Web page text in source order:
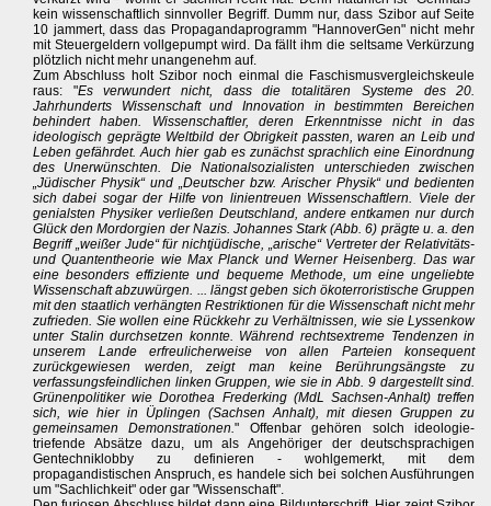
kein wissenschaftlich sinnvoller Begriff. Dumm nur, dass Szibor auf Seite
10 jammert, dass das Propagandaprogramm "HannoverGen" nicht mehr
mit Steuergeldern vollgepumpt wird. Da fällt ihm die seltsame Verkürzung
plötzlich nicht mehr unangenehm auf.
Zum Abschluss holt Szibor noch einmal die Faschismusvergleichskeule
raus: "Es verwundert nicht, dass die totalitären Systeme des 20.
Jahrhunderts Wissenschaft und Innovation in bestimmten Bereichen
behindert haben. Wissenschaftler, deren Erkenntnisse nicht in das
ideologisch geprägte Weltbild der Obrigkeit passten, waren an Leib und
Leben gefährdet. Auch hier gab es zunächst sprachlich eine Einordnung
des Unerwünschten. Die Nationalsozialisten unterschieden zwischen
„Jüdischer Physik“ und „Deutscher bzw. Arischer Physik“ und bedienten
sich dabei sogar der Hilfe von linientreuen Wissenschaftlern. Viele der
genialsten Physiker verließen Deutschland, andere entkamen nur durch
Glück den Mordorgien der Nazis. Johannes Stark (Abb. 6) prägte u. a. den
Begriff „weißer Jude“ für nichtjüdische, „arische“ Vertreter der Relativitäts-
und Quantentheorie wie Max Planck und Werner Heisenberg. Das war
eine besonders effiziente und bequeme Methode, um eine ungeliebte
Wissenschaft abzuwürgen. ... längst geben sich ökoterroristische Gruppen
mit den staatlich verhängten Restriktionen für die Wissenschaft nicht mehr
zufrieden. Sie wollen eine Rückkehr zu Verhältnissen, wie sie Lyssenkow
unter Stalin durchsetzen konnte. Während rechtsextreme Tendenzen in
unserem Lande erfreulicherweise von allen Parteien konsequent
zurückgewiesen werden, zeigt man keine Berührungsängste zu
verfassungsfeindlichen linken Gruppen, wie sie in Abb. 9 dargestellt sind.
Grünenpolitiker wie Dorothea Frederking (MdL Sachsen-Anhalt) treffen
sich, wie hier in Üplingen (Sachsen Anhalt), mit diesen Gruppen zu
gemeinsamen Demonstrationen." Offenbar gehören solch ideologie-
triefende Absätze dazu, um als Angehöriger der deutschsprachigen
Gentechniklobby zu definieren - wohlgemerkt, mit dem
propagandistischen Anspruch, es handele sich bei solchen Ausführungen
um "Sachlichkeit" oder gar "Wissenschaft".